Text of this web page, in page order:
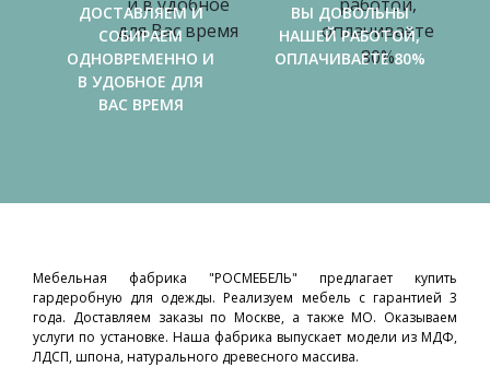
ДОСТАВЛЯЕМ И
СОБИРАЕМ
ОДНОВРЕМЕННО И
В УДОБНОЕ ДЛЯ
ВАС ВРЕМЯ
ВЫ ДОВОЛЬНЫ
НАШЕЙ РАБОТОЙ,
ОПЛАЧИВАЕТЕ 80%
Мебельная фабрика "РОСМЕБЕЛЬ" предлагает купить
гардеробную для одежды. Реализуем мебель с гарантией 3
года. Доставляем заказы по Москве, а также МО. Оказываем
услуги по установке. Наша фабрика выпускает модели из МДФ,
ЛДСП, шпона, натурального древесного массива.